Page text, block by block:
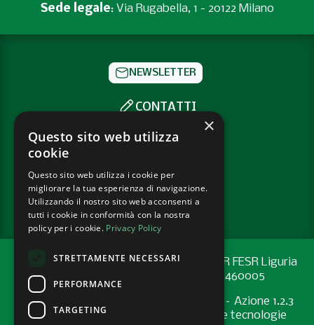
Sede legale: Via Rugabella, 1 - 20122 Milano
NEWSLETTER
CONTATTI
SOCIAL
PRIVACY POLICY
COOKIE POLICY
Progetto cofinanziato con risorse del PR FESR Liguria
2021-2027 codice CUP: G44E24001460005
Programma Regionale FESR 2021-2027 – Azione 1.2.3
"Sostenere l’introduzione di pratiche e tecnologie
×
Questo sito web utilizza
cookie
Questo sito web utilizza i cookie per
migliorare la tua esperienza di navigazione.
Utilizzando il nostro sito web acconsenti a
tutti i cookie in conformità con la nostra
policy per i cookie. Privacy Policy
STRETTAMENTE NECESSARI
PERFORMANCE
TARGETING